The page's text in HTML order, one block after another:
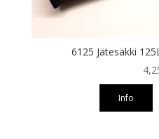
6125 Jätesäkki
Info